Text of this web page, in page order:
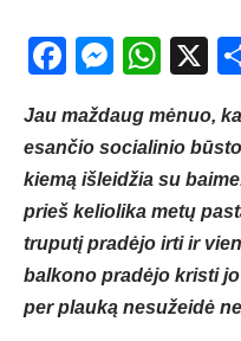
Facebook
X
Jau maždaug mėnuo,
esančio socialinio
kiemą išleidžia su
prieš keliolika metų
truputį pradėjo irti ir
balkono pradėjo kristi
per plauką nesužeidė